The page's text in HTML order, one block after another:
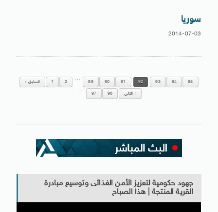
سوريا
2014-07-03
السابق 1 2
…
89 90 91 92 93 94 95
…
97 98 التالي
جهود حكومية لتعزيز الأمن الغذائى وتوسيع مبادرة
القرية المنتجة | هذا الصباح